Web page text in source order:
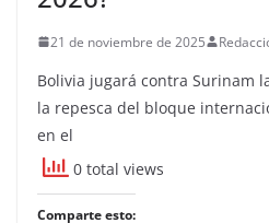
21 de noviembre de 2025
Bolivia jugará contra Surinam
la repesca del bloque
en el
0 total views
Comparte esto: